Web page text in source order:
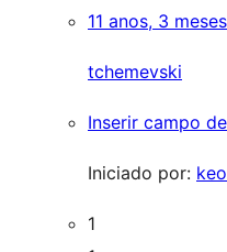
11 anos, 3
tchemevski
Inserir campo
Iniciado por:
1